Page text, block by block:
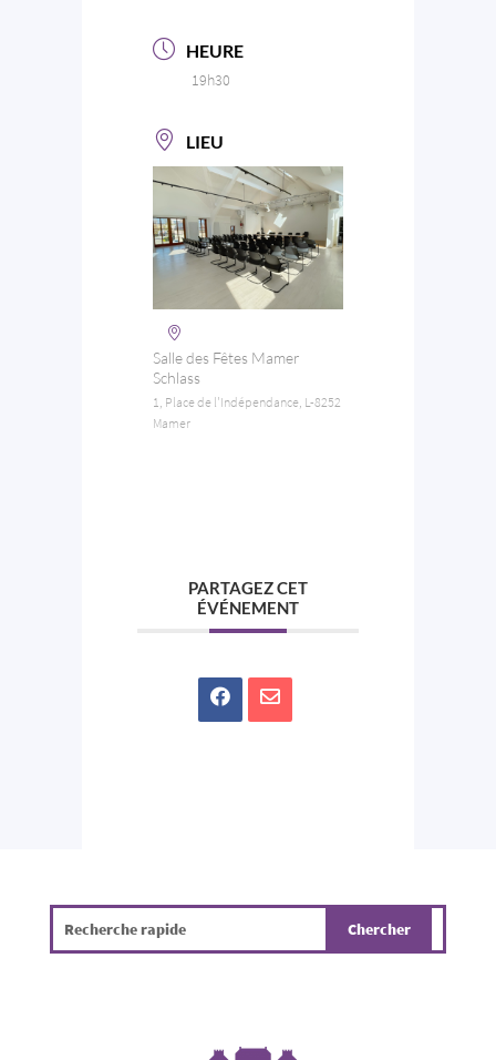
HEURE
19h30
LIEU
Salle des Fêtes Mamer
Schlass
1, Place de l'Indépendance, L-8252
Mamer
PARTAGEZ CET
ÉVÉNEMENT